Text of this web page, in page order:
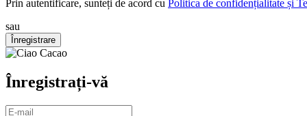
Prin autentificare, sunteți de acord cu Politica de confidențialitate și
sau
Înregistrare
Înregistrați-vă